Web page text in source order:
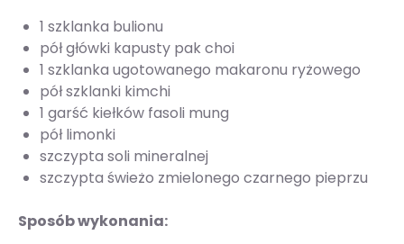
1 szklanka bulionu
pół główki kapusty pak choi
1 szklanka ugotowanego makaronu ryżowego
pół szklanki kimchi
1 garść kiełków fasoli mung
pół limonki
szczypta soli mineralnej
szczypta świeżo zmielonego czarnego pieprzu
Sposób wykonania: